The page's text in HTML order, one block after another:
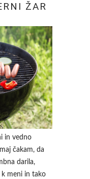
ŽAR
in vedno
čakam, da
darila,
k meni in tako